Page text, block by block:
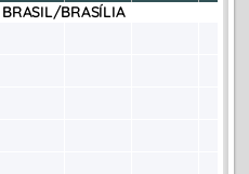
BRASIL/BRASÍLIA